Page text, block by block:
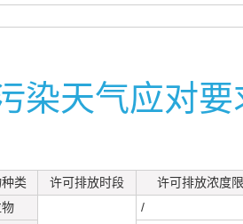
染天气应对要
类 许可排放时段 许可排放浓度
/